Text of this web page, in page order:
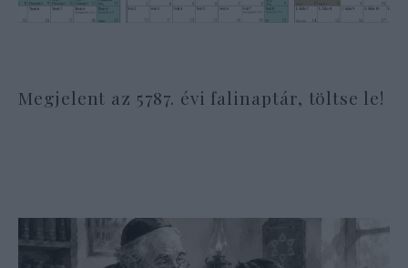
Megjelent az 5787. évi falinaptár, töltse le!